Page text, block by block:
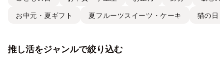
お中元・夏ギフト 夏フルーツスイーツ・ケーキ 猫の日
推し活をジャンルで絞り込む